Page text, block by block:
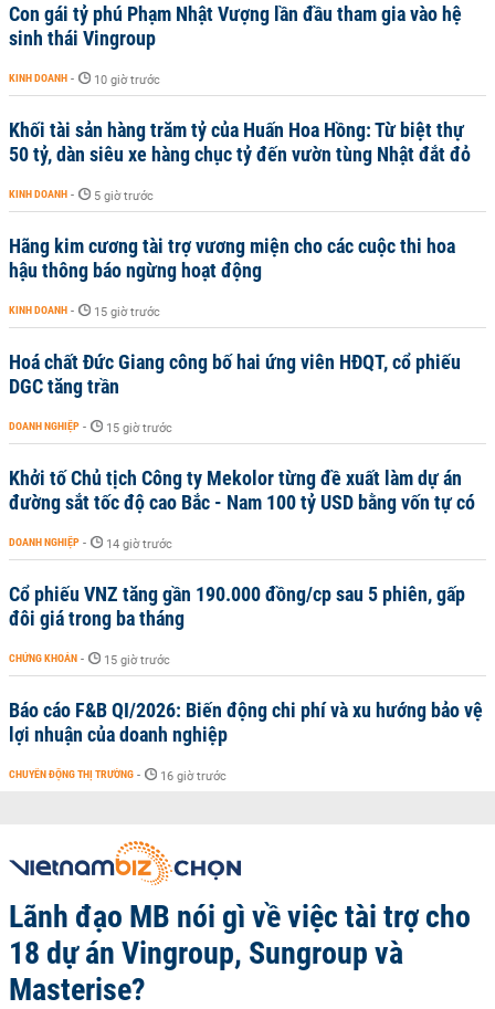
Con gái tỷ phú Phạm Nhật Vượng lần đầu tham gia vào hệ
sinh thái Vingroup
KINH DOANH - 10 giờ trước
Khối tài sản hàng trăm tỷ của Huấn Hoa Hồng: Từ biệt thự
50 tỷ, dàn siêu xe hàng chục tỷ đến vườn tùng Nhật đắt đỏ
KINH DOANH - 5 giờ trước
Hãng kim cương tài trợ vương miện cho các cuộc thi hoa
hậu thông báo ngừng hoạt động
KINH DOANH - 15 giờ trước
Hoá chất Đức Giang công bố hai ứng viên HĐQT, cổ phiếu
DGC tăng trần
DOANH NGHIỆP - 15 giờ trước
Khởi tố Chủ tịch Công ty Mekolor từng đề xuất làm dự án
đường sắt tốc độ cao Bắc - Nam 100 tỷ USD bằng vốn tự có
DOANH NGHIỆP - 14 giờ trước
Cổ phiếu VNZ tăng gần 190.000 đồng/cp sau 5 phiên, gấp
đôi giá trong ba tháng
CHỨNG KHOÁN - 15 giờ trước
Báo cáo F&B QI/2026: Biến động chi phí và xu hướng bảo vệ
lợi nhuận của doanh nghiệp
CHUYỂN ĐỘNG THỊ TRƯỜNG - 16 giờ trước
Lãnh đạo MB nói gì về việc tài trợ cho
18 dự án Vingroup, Sungroup và
Masterise?